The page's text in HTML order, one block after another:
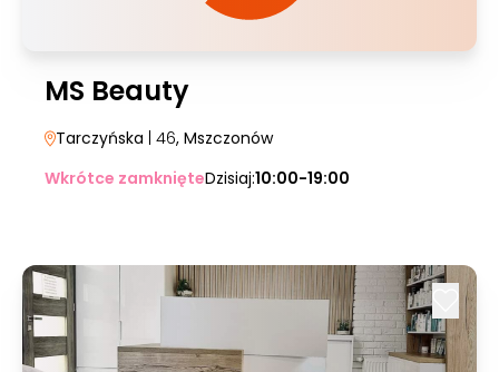
MS Beauty
Tarczyńska | 46, Mszczonów
Wkrótce zamknięteDzisiaj:10:00-19:00